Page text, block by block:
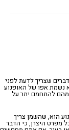
שצריך לדעת לפני
נשמת אפו של האופנוע
מהם להתחמם יתר על
הוא, שהשמן צריך
מפרט היצרן, כי הדבר